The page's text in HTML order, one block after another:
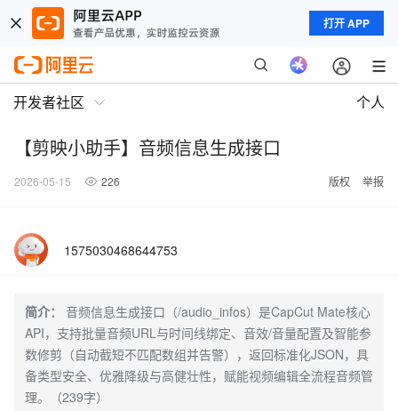
打开 APP
开发者社区 个人
【剪映小助手】音频信息生成接口
2026-05-15 226 版权 举报
1575030468644753
简介：
音频信息生成接口（/audio_infos）是CapCut Mate核心
API，支持批量音频URL与时间线绑定、音效/音量配置及智能参
数修剪（自动截短不匹配数组并告警），返回标准化JSON，具
备类型安全、优雅降级与高健壮性，赋能视频编辑全流程音频管
理。（239字）